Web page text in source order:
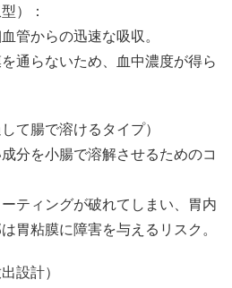
）：
管からの迅速な吸収。
通らないため、血中濃度が得ら
て腸で溶けるタイプ）
分を小腸で溶解させるためのコ
ティングが破れてしまい、胃内
胃粘膜に障害を与えるリスク。
設計）